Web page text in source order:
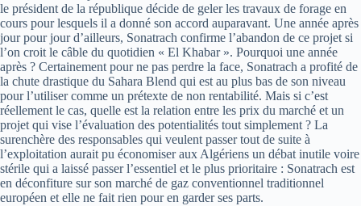
le président de la république décide de geler les travaux de forage en
cours pour lesquels il a donné son accord auparavant. Une année après
jour pour jour d’ailleurs, Sonatrach confirme l’abandon de ce projet si
l’on croit le câble du quotidien « El Khabar ». Pourquoi une année
après ? Certainement pour ne pas perdre la face, Sonatrach a profité de
la chute drastique du Sahara Blend qui est au plus bas de son niveau
pour l’utiliser comme un prétexte de non rentabilité. Mais si c’est
réellement le cas, quelle est la relation entre les prix du marché et un
projet qui vise l’évaluation des potentialités tout simplement ? La
surenchère des responsables qui veulent passer tout de suite à
l’exploitation aurait pu économiser aux Algériens un débat inutile voire
stérile qui a laissé passer l’essentiel et le plus prioritaire : Sonatrach est
en déconfiture sur son marché de gaz conventionnel traditionnel
européen et elle ne fait rien pour en garder ses parts.